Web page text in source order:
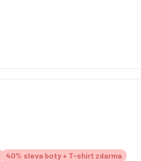
40% sleva boty + T-shirt zdarma